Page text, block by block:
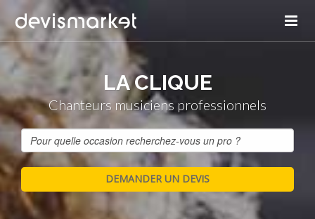
LA CLIQUE
Chanteurs musiciens professionnels